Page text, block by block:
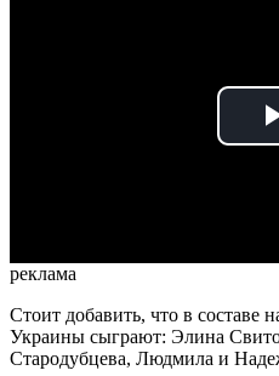
реклама
Стоит добавить, что в составе
Украины сыграют: Элина
Стародубцева, Людмила и